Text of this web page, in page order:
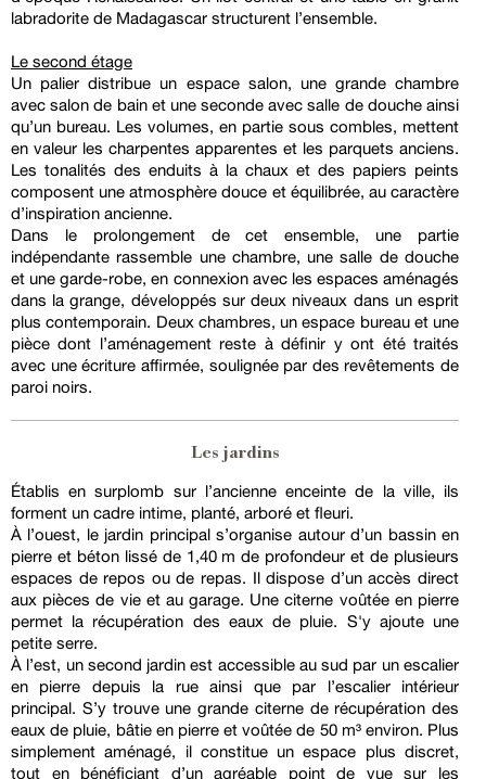
labradorite de Madagascar structurent l’ensemble.
Le second étage
Un palier distribue un espace salon, une grande chambre
avec salon de bain et une seconde avec salle de douche ainsi
qu’un bureau. Les volumes, en partie sous combles, mettent
en valeur les charpentes apparentes et les parquets anciens.
Les tonalités des enduits à la chaux et des papiers peints
composent une atmosphère douce et équilibrée, au caractère
d’inspiration ancienne.
Dans le prolongement de cet ensemble, une partie
indépendante rassemble une chambre, une salle de douche
et une garde-robe, en connexion avec les espaces aménagés
dans la grange, développés sur deux niveaux dans un esprit
plus contemporain. Deux chambres, un espace bureau et une
pièce dont l’aménagement reste à définir y ont été traités
avec une écriture affirmée, soulignée par des revêtements de
paroi noirs.
Les jardins
Établis en surplomb sur l’ancienne enceinte de la ville, ils
forment un cadre intime, planté, arboré et fleuri.
À l’ouest, le jardin principal s’organise autour d’un bassin en
pierre et béton lissé de 1,40 m de profondeur et de plusieurs
espaces de repos ou de repas. Il dispose d’un accès direct
aux pièces de vie et au garage. Une citerne voûtée en pierre
permet la récupération des eaux de pluie. S'y ajoute une
petite serre.
À l’est, un second jardin est accessible au sud par un escalier
en pierre depuis la rue ainsi que par l’escalier intérieur
principal. S’y trouve une grande citerne de récupération des
eaux de pluie, bâtie en pierre et voûtée de 50 m³ environ. Plus
simplement aménagé, il constitue un espace plus discret,
tout en bénéficiant d’un agréable point de vue sur les